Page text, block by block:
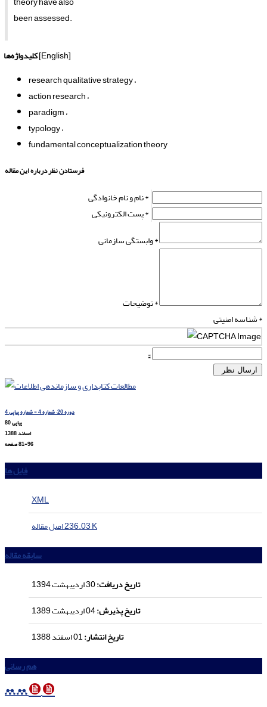
been assessed.
کلیدواژه‌ها[English]
research qualitative strategy
action research
paradigm
typology
fundamental conceptualization theory
فرستادن نظر درباره این مقاله
نام و نام خانوادگی *
پست الکترونیکی *
وابستگی سازمانی *
توضیحات *
شناسه امنیتی *
ارسال نظر
دوره 20، شماره 4 - شماره پیاپی 4
پیاپی 80
اسفند 1388
81-96
فایل ها
XML
اصل مقاله236.03 K
سابقه مقاله
تاریخ دریافت:
تاریخ پذیرش:
تاریخ انتشار:
هم رسانی